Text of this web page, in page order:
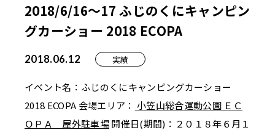
2018/6/16～17 ふじのくにキャンピン
グカーショー 2018 ECOPA
2018.06.12 実績
イベント名：ふじのくにキャンピングカーショー
2018 ECOPA 会場エリア： 小笠山総合運動公園 ＥＣ
ＯＰＡ 屋外駐車場開催日(期間)：２０１８年６月１